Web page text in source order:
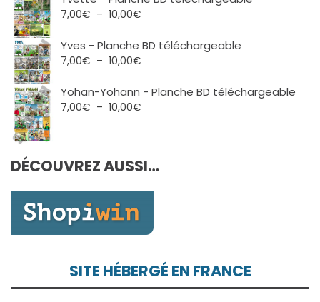
10,00€
7,00€ – 10,00€
prix :
10,00€
Yves - Planche BD téléchargeable
7,00€ – 10,00€
prix :
Yohan-Yohann - Planche BD téléchargeable
7,00€ – 10,00€
à
DÉCOUVREZ AUSSI…
SITE HÉBERGÉ EN FRANCE